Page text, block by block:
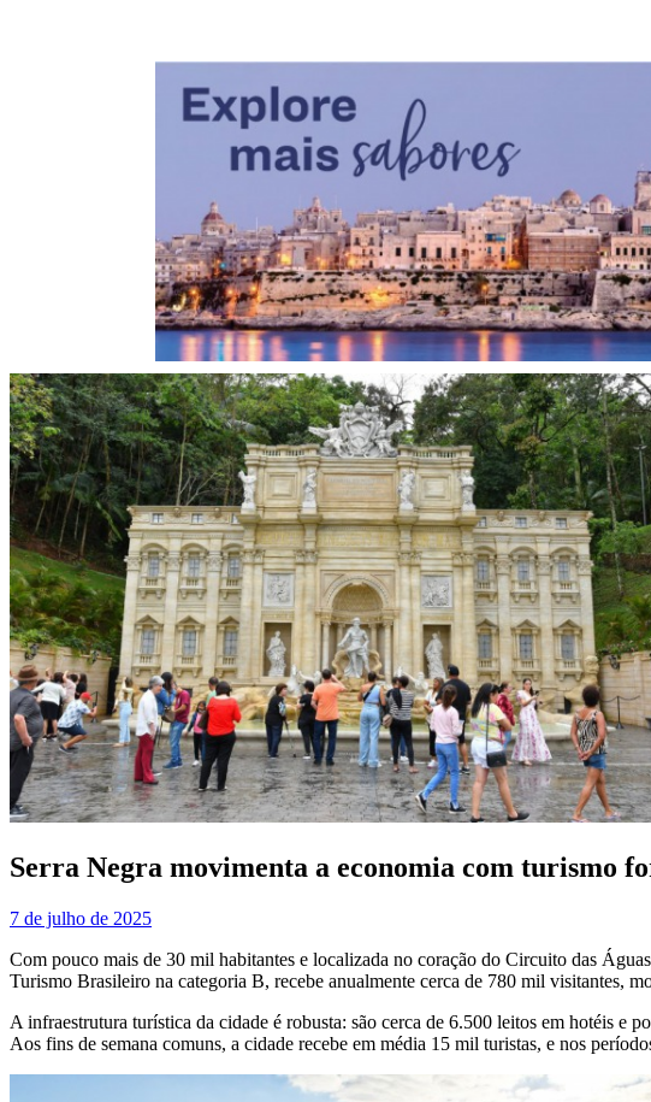
Serra Negra movimenta a economia com turismo
7 de julho de 2025
Com pouco mais de 30 mil habitantes e localizada no coração do Circuito das
Turismo Brasileiro na categoria B, recebe anualmente cerca de 780 mil visitantes,
A infraestrutura turística da cidade é robusta: são cerca de 6.500 leitos em hotéis e
Aos fins de semana comuns, a cidade recebe em média 15 mil turistas, e nos